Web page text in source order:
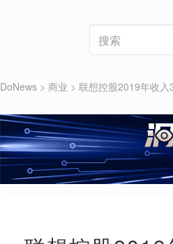
DoNews > 商业 > 联想控股2019年收